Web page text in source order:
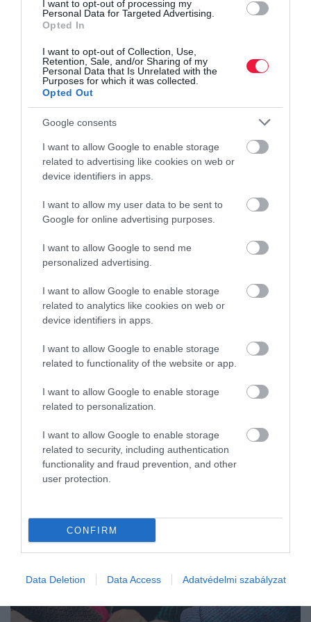
I want to opt-out of processing my
Personal Data for Targeted Advertising.
Opted In
I want to opt-out of Collection, Use,
Retention, Sale, and/or Sharing of my
Personal Data that Is Unrelated with the
Purposes for which it was collected.
Opted Out
Google consents
I want to allow Google to enable storage
related to advertising like cookies on web or
device identifiers in apps.
I want to allow my user data to be sent to
Google for online advertising purposes.
I want to allow Google to send me
personalized advertising.
I want to allow Google to enable storage
related to analytics like cookies on web or
device identifiers in apps.
I want to allow Google to enable storage
related to functionality of the website or app.
I want to allow Google to enable storage
related to personalization.
I want to allow Google to enable storage
related to security, including authentication
functionality and fraud prevention, and other
user protection.
CONFIRM
Data Deletion Data Access Adatvédelmi szabályzat
Gazdag vagy, a járvány idején is hasít a céged?
Akkor fizess!
Nemzetközi Valutaalap javaslata szerint a jól eleresztett
magánszemélyek és cégek így vállalhatnának szolidaritást a
járvány hatásait…